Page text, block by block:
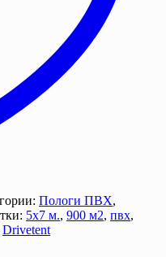
Пологи ПВХ,
5х7 м., 900 м2, пвх,
Drivetent